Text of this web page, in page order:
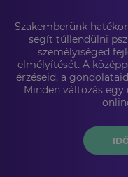
Szakemberünk
segít túllendülni
személyiséged
elmélyítését. A
érzéseid, a
Minden változás egy